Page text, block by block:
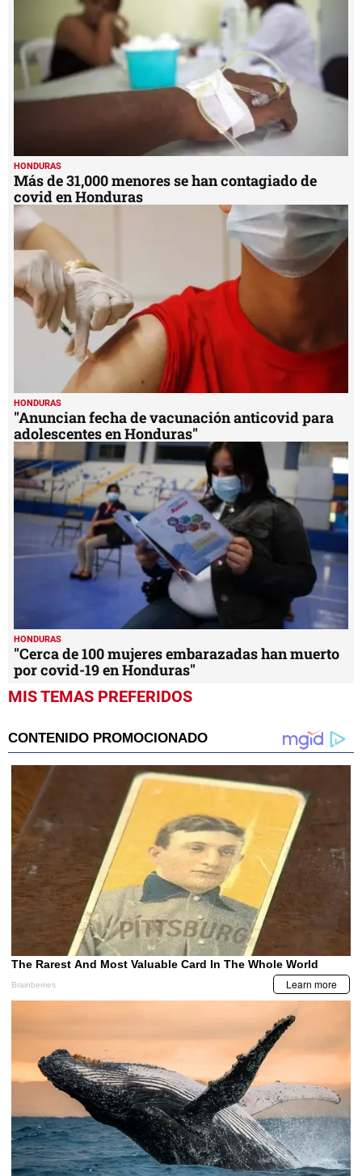
HONDURAS
Más de 31,000 menores se han contagiado de
covid en Honduras
HONDURAS
"Anuncian fecha de vacunación anticovid para
adolescentes en Honduras"
HONDURAS
"Cerca de 100 mujeres embarazadas han muerto
por covid-19 en Honduras"
MIS TEMAS PREFERIDOS